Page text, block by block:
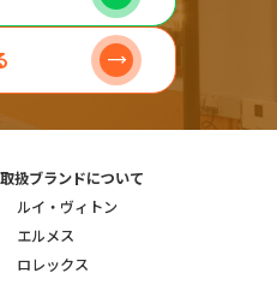
取扱ブランドについて
ルイ・ヴィトン
エルメス
ロレックス